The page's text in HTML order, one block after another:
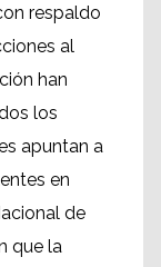
respaldo
al
han
los
apuntan a
en
de
que la